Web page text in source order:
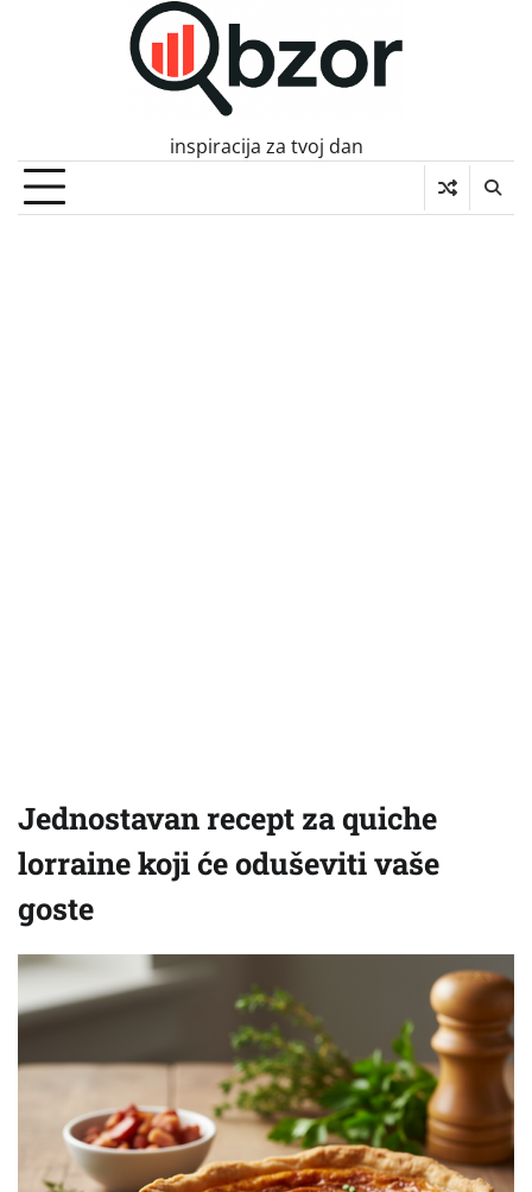
inspiracija za tvoj dan
Jednostavan recept za quiche
lorraine koji će oduševiti vaše
goste